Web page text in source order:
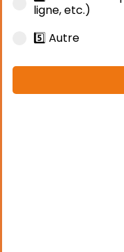
ligne, etc.)
5️⃣ Autre